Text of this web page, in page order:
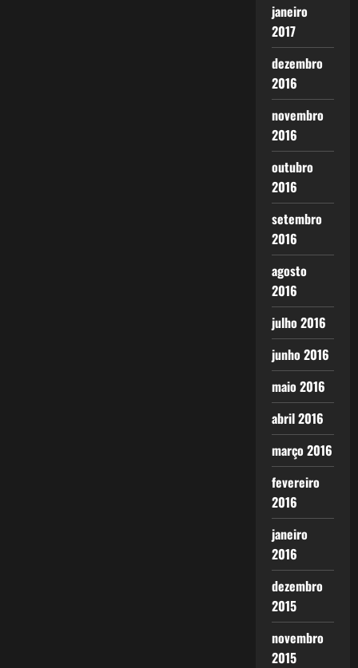
janeiro
2017
dezembro
2016
novembro
2016
outubro
2016
setembro
2016
agosto
2016
julho 2016
junho 2016
maio 2016
abril 2016
março 2016
fevereiro
2016
janeiro
2016
dezembro
2015
novembro
2015